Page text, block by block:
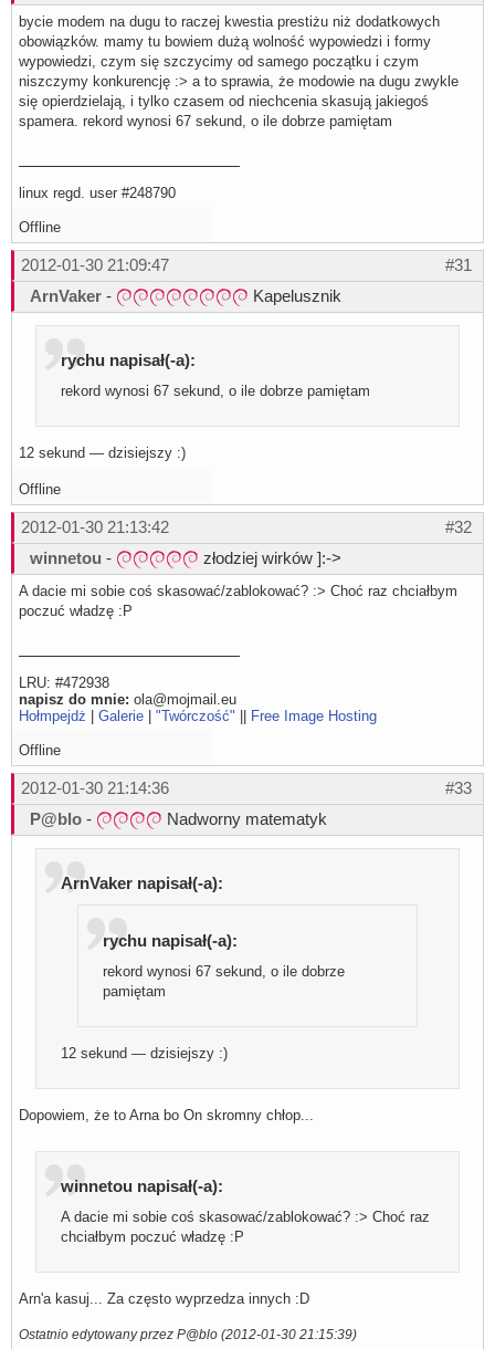
bycie modem na dugu to raczej kwestia prestiżu niż dodatkowych
obowiązków. mamy tu bowiem dużą wolność wypowiedzi i formy
wypowiedzi, czym się szczycimy od samego początku i czym
niszczymy konkurencję :> a to sprawia, że modowie na dugu zwykle
się opierdzielają, i tylko czasem od niechcenia skasują jakiegoś
spamera. rekord wynosi 67 sekund, o ile dobrze pamiętam
linux regd. user #248790
Offline
#31
2012-01-30 21:09:47
ArnVaker - Kapelusznik
rychu napisał(-a):
rekord wynosi 67 sekund, o ile dobrze pamiętam
12 sekund — dzisiejszy :)
Offline
#32
2012-01-30 21:13:42
winnetou - złodziej wirków ]:->
A dacie mi sobie coś skasować/zablokować? :> Choć raz chciałbym
poczuć władzę :P
LRU: #472938
napisz do mnie: ola@mojmail.eu
Hołmpejdż
Galerie "Twórczość" Free Image Hosting
Offline
#33
2012-01-30 21:14:36
P@blo - Nadworny matematyk
ArnVaker napisał(-a):
rychu napisał(-a):
rekord wynosi 67 sekund, o ile dobrze
pamiętam
12 sekund — dzisiejszy :)
Dopowiem, że to Arna bo On skromny chłop...
winnetou napisał(-a):
A dacie mi sobie coś skasować/zablokować? :> Choć raz
chciałbym poczuć władzę :P
Arn'a kasuj... Za często wyprzedza innych :D
Ostatnio edytowany przez P@blo (2012-01-30 21:15:39)